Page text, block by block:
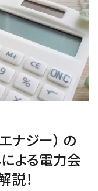
ナジー） の
よる電力会
！